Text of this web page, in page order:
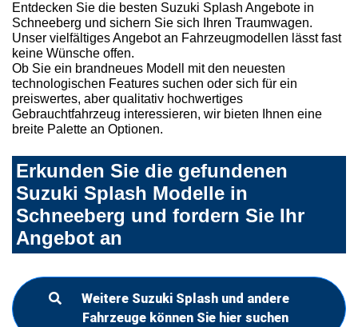
Entdecken Sie die besten Suzuki Splash Angebote in
Schneeberg und sichern Sie sich Ihren Traumwagen.
Unser vielfältiges Angebot an Fahrzeugmodellen lässt fast
keine Wünsche offen.
Ob Sie ein brandneues Modell mit den neuesten
technologischen Features suchen oder sich für ein
preiswertes, aber qualitativ hochwertiges
Gebrauchtfahrzeug interessieren, wir bieten Ihnen eine
breite Palette an Optionen.
Erkunden Sie die gefundenen
Suzuki Splash Modelle in
Schneeberg und fordern Sie Ihr
Angebot an
Weitere Suzuki Splash und andere
Fahrzeuge können Sie hier suchen